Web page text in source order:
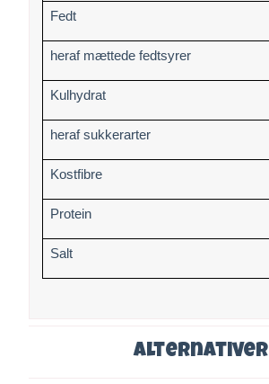
Fedt
heraf mættede fedtsyrer
Kulhydrat
heraf sukkerarter
Kostfibre
Protein
Salt
Alternativer